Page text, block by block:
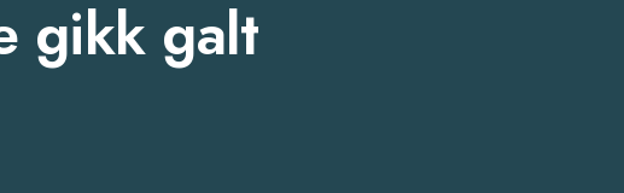
gikk galt